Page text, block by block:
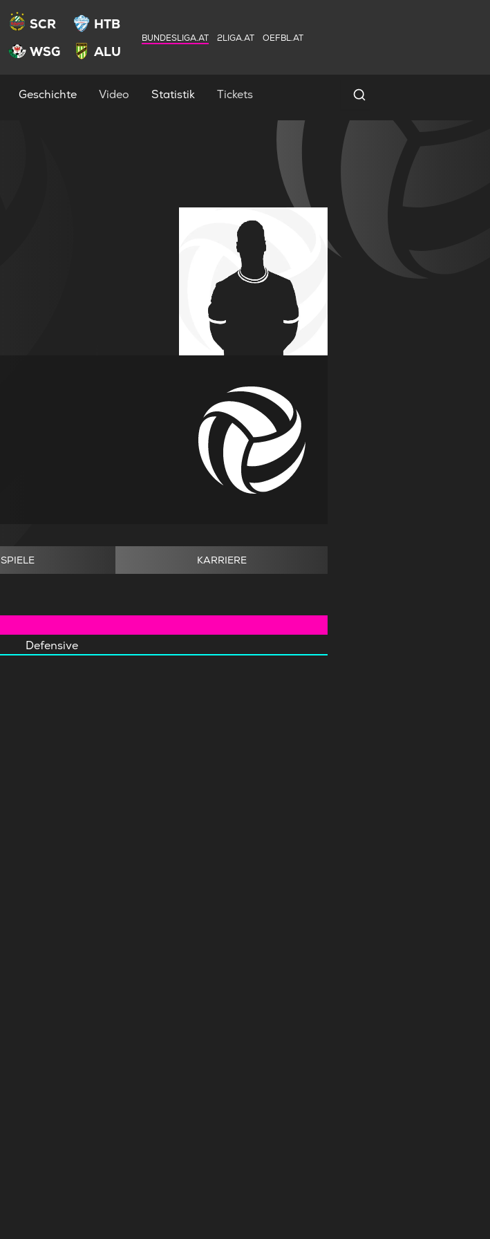
SCR
HTB
WSG ALU
BUNDESLIGA.AT 2LIGA.AT OEFBL.AT
Geschichte Video Statistik Tickets Spielersuche
SPIELE KARRIERE
Defensive